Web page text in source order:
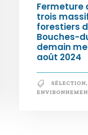
Fermeture
trois
forestiers
Bouches-
demain
août 2024
SÉLECTION,